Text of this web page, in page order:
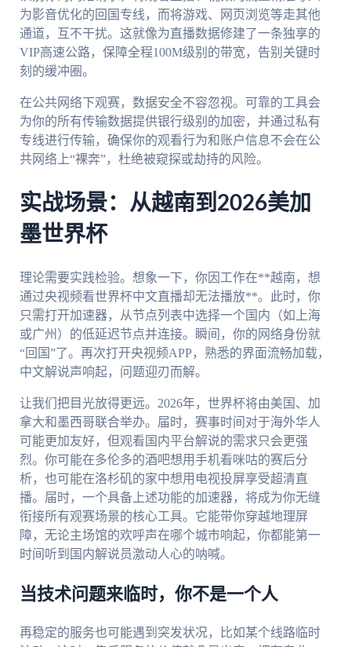
为影音优化的回国专线，而将游戏、网页浏览等走其他
通道，互不干扰。这就像为直播数据修建了一条独享的
VIP高速公路，保障全程100M级别的带宽，告别关键时
刻的缓冲圈。
在公共网络下观赛，数据安全不容忽视。可靠的工具会
为你的所有传输数据提供银行级别的加密，并通过私有
专线进行传输，确保你的观看行为和账户信息不会在公
共网络上“裸奔”，杜绝被窥探或劫持的风险。
实战场景：从越南到2026美加
墨世界杯
理论需要实践检验。想象一下，你因工作在**越南，想
通过央视频看世界杯中文直播却无法播放**。此时，你
只需打开加速器，从节点列表中选择一个国内（如上海
或广州）的低延迟节点并连接。瞬间，你的网络身份就
“回国”了。再次打开央视频APP，熟悉的界面流畅加载，
中文解说声响起，问题迎刃而解。
让我们把目光放得更远。2026年，世界杯将由美国、加
拿大和墨西哥联合举办。届时，赛事时间对于海外华人
可能更加友好，但观看国内平台解说的需求只会更强
烈。你可能在多伦多的酒吧想用手机看咪咕的赛后分
析，也可能在洛杉矶的家中想用电视投屏享受超清直
播。届时，一个具备上述功能的加速器，将成为你无缝
衔接所有观赛场景的核心工具。它能带你穿越地理屏
障，无论主场馆的欢呼声在哪个城市响起，你都能第一
时间听到国内解说员激动人心的呐喊。
当技术问题来临时，你不是一个人
再稳定的服务也可能遇到突发状况，比如某个线路临时